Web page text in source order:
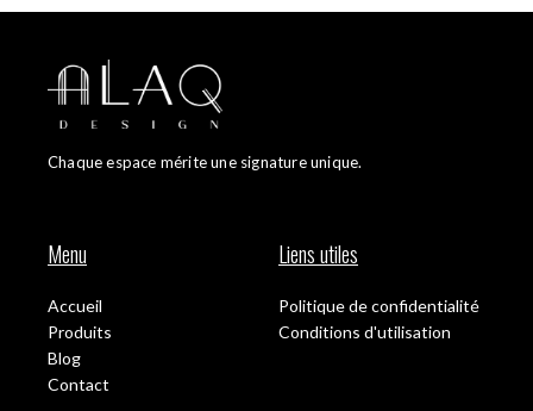
Chaque espace mérite une signature unique.
Menu
Accueil
Produits
Blog
Contact
Liens utiles
Politique de confidentialité
Conditions d'utilisation